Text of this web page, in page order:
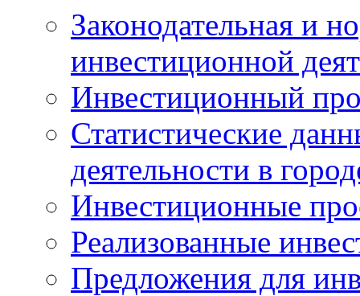
Законодательная и
инвестиционной
Инвестиционный
Статистические
деятельности в
Инвестиционные
Реализованные
Предложения для